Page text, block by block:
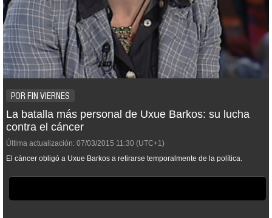
POR FIN VIERNES
La batalla más personal de Uxue Barkos: su lucha
contra el cáncer
Última actualización: 07/03/2015 11:30 (UTC+1)
El cáncer obligó a Uxue Barkos a retirarse temporalmente de la política.